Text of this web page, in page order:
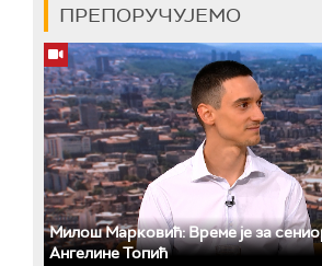
ПРЕПОРУЧУЈЕМО
Милош Марковић: Време је за
Ангелине Топић